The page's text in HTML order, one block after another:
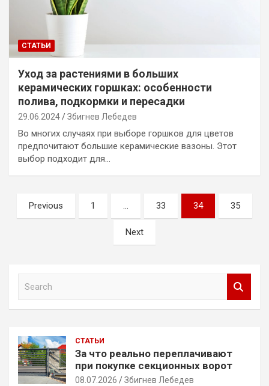
СТАТЬИ
Уход за растениями в больших
керамических горшках: особенности
полива, подкормки и пересадки
29.06.2024 Збигнев Лебедев
Во многих случаях при выборе горшков для цветов
предпочитают большие керамические вазоны. Этот
выбор подходит для…
Навигация
по
Previous 1 … 33 34 35
Next
h
СТАТЬИ
За что реально переплачивают
при покупке секционных ворот
08.07.2026 Збигнев Лебедев